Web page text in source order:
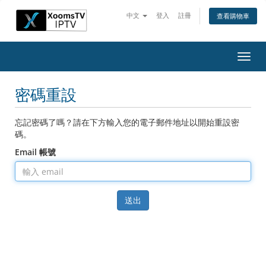
中文 登入 註冊 查看購物車
切
換
密碼重設
忘記密碼了嗎？請在下方輸入您的電子郵件地址以開始重設密
碼。
Email 帳號
送出